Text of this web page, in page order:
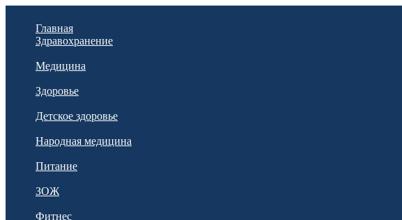
Главная
Здравохранение
Медицина
Здоровье
Детское здоровье
Народная медицина
Питание
ЗОЖ
Фитнес